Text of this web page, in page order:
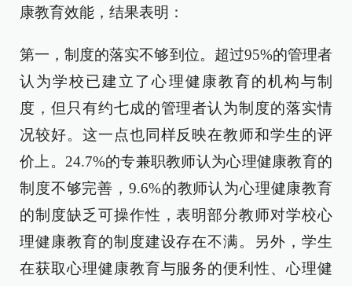
康教育效能，结果表明：
第一，制度的落实不够到位。超过95%的管理者
认为学校已建立了心理健康教育的机构与制
度，但只有约七成的管理者认为制度的落实情
况较好。这一点也同样反映在教师和学生的评
价上。24.7%的专兼职教师认为心理健康教育的
制度不够完善，9.6%的教师认为心理健康教育
的制度缺乏可操作性，表明部分教师对学校心
理健康教育的制度建设存在不满。另外，学生
在获取心理健康教育与服务的便利性、心理健